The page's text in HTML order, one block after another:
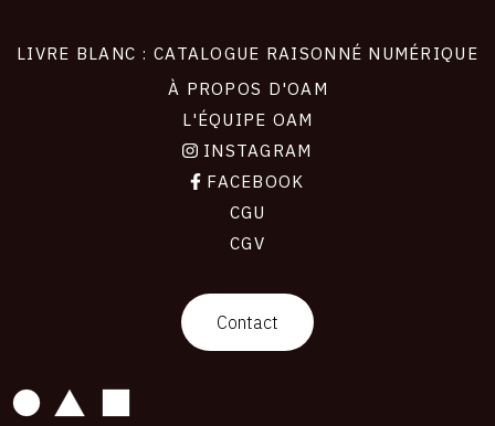
LIVRE BLANC : CATALOGUE RAISONNÉ NUMÉRIQUE
À PROPOS D'OAM
L'ÉQUIPE OAM
INSTAGRAM
FACEBOOK
CGU
CGV
Contact